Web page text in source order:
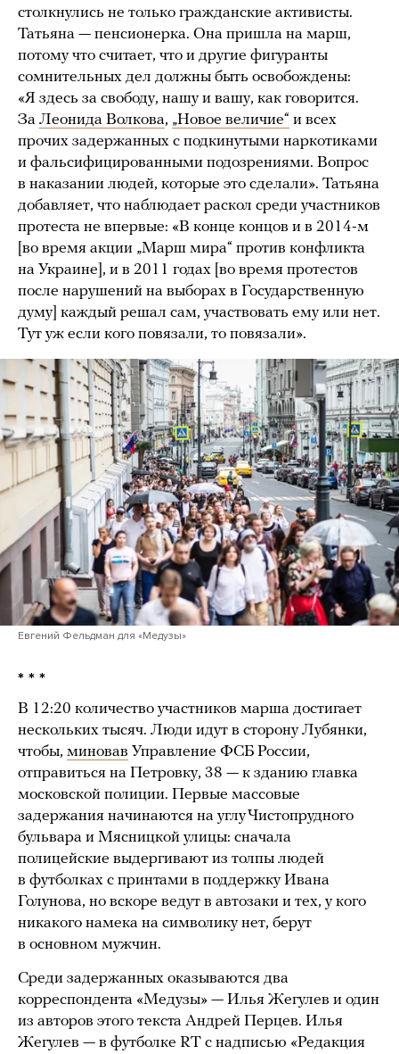
столкнулись не только гражданские активисты.
Татьяна — пенсионерка. Она пришла на марш,
потому что считает, что и другие фигуранты
сомнительных дел должны быть освобождены:
«Я здесь за свободу, нашу и вашу, как говорится.
За Леонида Волкова, „Новое величие“ и всех
прочих задержанных с подкинутыми наркотиками
и фальсифицированными подозрениями. Вопрос
в наказании людей, которые это сделали». Татьяна
добавляет, что наблюдает раскол среди участников
протеста не впервые: «В конце концов и в 2014-м
[во время акции „Марш мира“ против конфликта
на Украине], и в 2011 годах [во время протестов
после нарушений на выборах в Государственную
думу] каждый решал сам, участвовать ему или нет.
Тут уж если кого повязали, то повязали».
Евгений Фельдман для «Медузы»
* * *
В 12:20 количество участников марша достигает
нескольких тысяч. Люди идут в сторону Лубянки,
чтобы, миновав Управление ФСБ России,
отправиться на Петровку, 38 — к зданию главка
московской полиции. Первые массовые
задержания начинаются на углу Чистопрудного
бульвара и Мясницкой улицы: сначала
полицейские выдергивают из толпы людей
в футболках с принтами в поддержку Ивана
Голунова, но вскоре ведут в автозаки и тех, у кого
никакого намека на символику нет, берут
в основном мужчин.
Среди задержанных оказываются два
корреспондента «Медузы» — Илья Жегулев и один
из авторов этого текста Андрей Перцев. Илья
Жегулев — в футболке RT с надписью «Редакция